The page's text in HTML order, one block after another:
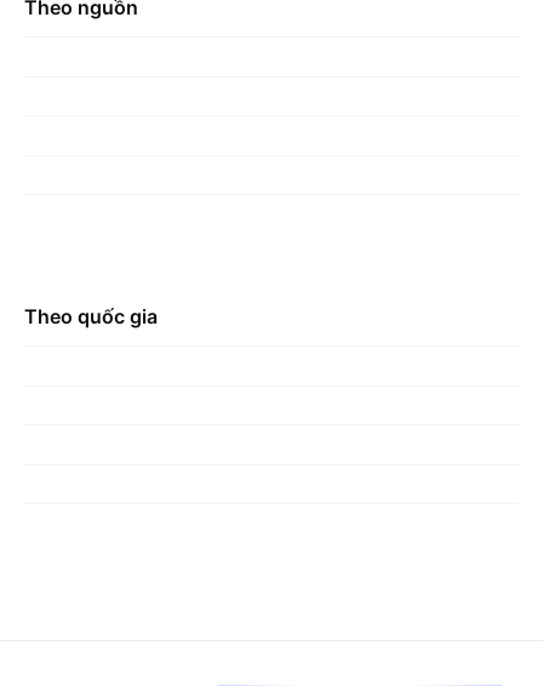
Theo nguồn
Theo quốc gia